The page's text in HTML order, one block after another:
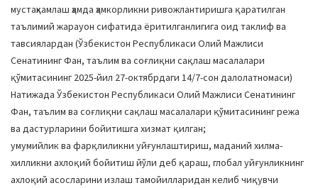
мустаҳкамлаш ҳамда ҳамкорликни ривожлантиришга қаратилган
таълимий жарауон сифатида ёритилганлигига оид таклиф ва
тавсиялардан (Ўзбекистон Республикаси Олий Мажлиси
Сенатининг Фан, таълим ва соғлиқни сақлаш масалалари
қўмитасининг 2025-йил 27-октябрдаги 14/7-сон далолатномаси)
Натижада Ўзбекистон Республикаси Олий Мажлиси Сенатининг
Фан, таълим ва соғлиқни сақлаш масалалари қўмитасининг режа
ва дастурларини бойитишга хизмат қилган;
умумийлик ва фарқлиликни уйғунлаштириш, маданий хилма-
хилликни ахлоқий бойитиш йўли деб қараш, глобал уйғунликнинг
ахлоқий асосларини излаш тамойилларидан келиб чиқувчи